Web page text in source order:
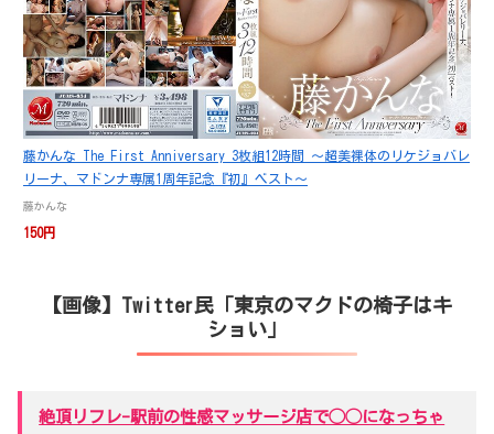
藤かんな The First Anniversary 3枚組12時間 ～超美裸体のリケジョバレ
リーナ、マドンナ専属1周年記念『初』ベスト～
藤かんな
150円
【画像】Twitter民「東京のマクドの椅子はキ
ショい」
絶頂リフレ-駅前の性感マッサージ店で◯◯になっちゃ